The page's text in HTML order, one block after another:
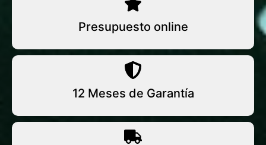
Presupuesto online
12 Meses de Garantía